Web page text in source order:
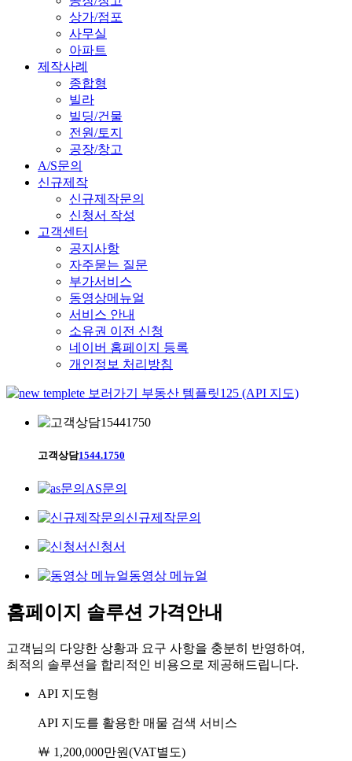
상가/점포
사무실
아파트
제작사례
종합형
빌라
빌딩/건물
전원/토지
공장/창고
A/S문의
신규제작
신규제작문의
신청서 작성
고객센터
공지사항
자주묻는 질문
부가서비스
동영상메뉴얼
서비스 안내
소유권 이전 신청
네이버 홈페이지 등록
개인정보 처리방침
부동산 템플릿125 (API 지도)
고객상담1544.1750
AS문의
신규제작문의
신청서
동영상 메뉴얼
홈페이지 솔루션 가격안내
고객님의 다양한 상황과 요구 사항을 충분히 반영하여,
최적의 솔루션을 합리적인 비용으로 제공해드립니다.
API 지도형
API 지도를 활용한 매물 검색 서비스
￦ 1,200,000만원(VAT별도)